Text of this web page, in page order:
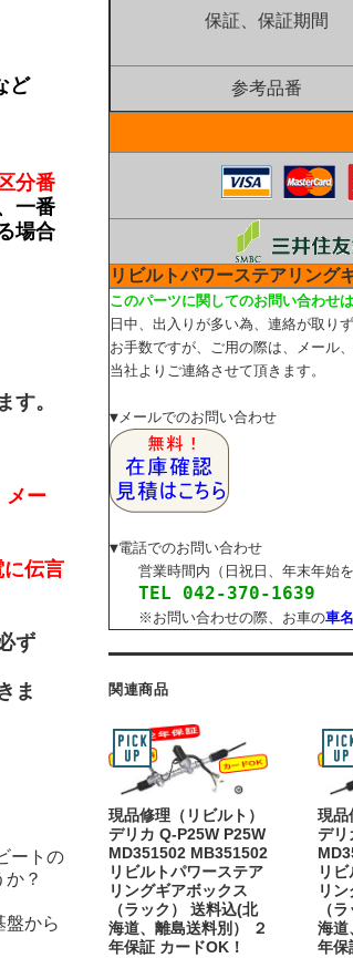
保証、保証期間
参考品番
リビルトパワーステアリン
このパーツに関してのお問い合わせ
日中、出入りが多い為、連絡が取り
お手数ですが、ご用の際は、メー
当社よりご連絡させて頂きます。
▼メールでのお問い合わせ
▼電話でのお問い合わせ
営業時間内（日祝日、年末年始を
TEL 042-370-1639
※お問い合わせの際、お車の車
関連商品
現品修理（リビルト）
デリカ Q-P25W P25W
MD351502 MB351502
リビルトパワーステア
リングギアボックス
（ラック） 送料込(北
海道、離島送料別） ２
年保証 カードOK！
現品
デリ
リ
リ
（
海道
年保
ど
分番
一番
場合
す。
メー
伝言
ず
ま
ートの
？
盤から